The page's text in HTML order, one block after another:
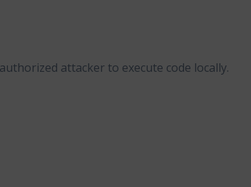
attacker to execute code locally.